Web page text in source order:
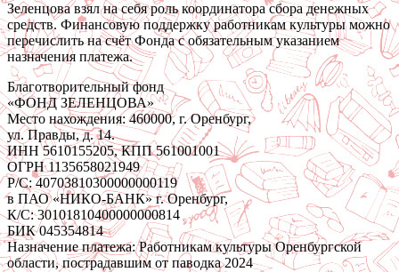
Зеленцова взял на себя роль координатора сбора денежных
средств. Финансовую поддержку работникам культуры можно
перечислить на счёт Фонда с обязательным указанием
назначения платежа.
Благотворительный фонд
«ФОНД ЗЕЛЕНЦОВА»
Место нахождения: 460000, г. Оренбург,
ул. Правды, д. 14.
ИНН 5610155205, КПП 561001001
ОГРН 1135658021949
Р/С: 40703810300000000119
в ПАО «НИКО-БАНК» г. Оренбург,
К/С: 30101810400000000814
БИК 045354814
Назначение платежа: Работникам культуры Оренбургской
области, пострадавшим от паводка 2024